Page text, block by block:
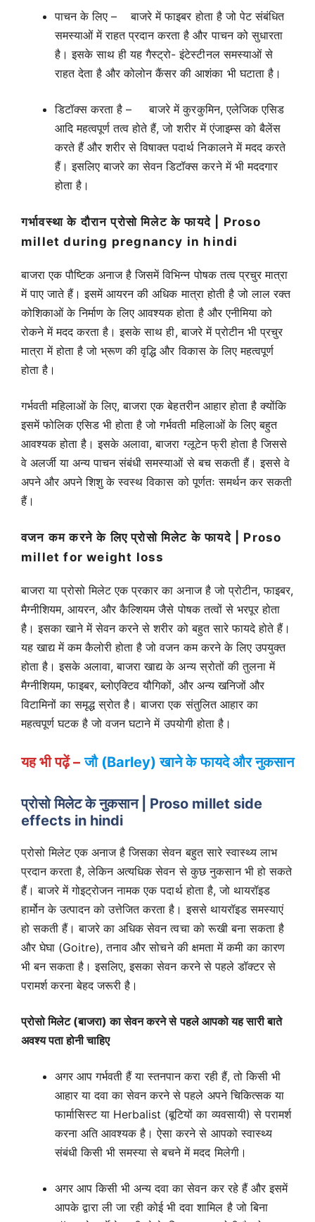
पाचन के लिए – बाजरे में फाइबर होता है जो पेट संबंधित
समस्याओं में राहत प्रदान करता है और पाचन को सुधारता
है। इसके साथ ही यह गैस्ट्रो- इंटेस्टीनल समस्याओं से
राहत देता है और कोलोन कैंसर की आशंका भी घटाता है।
डिटॉक्स करता है – बाजरे में कुरकुमिन, एलेजिक एसिड
आदि महत्वपूर्ण तत्व होते हैं, जो शरीर में एंजाइम्स को बैलेंस
करते हैं और शरीर से विषाक्त पदार्थ निकालने में मदद करते
हैं। इसलिए बाजरे का सेवन डिटॉक्स करने में भी मददगार
होता है।
गर्भावस्था के दौरान प्रोसो मिलेट के फायदे | Proso
millet during pregnancy in hindi
बाजरा एक पौष्टिक अनाज है जिसमें विभिन्न पोषक तत्व प्रचुर मात्रा
में पाए जाते हैं। इसमें आयरन की अधिक मात्रा होती है जो लाल रक्त
कोशिकाओं के निर्माण के लिए आवश्यक होता है और एनीमिया को
रोकने में मदद करता है। इसके साथ ही, बाजरे में प्रोटीन भी प्रचुर
मात्रा में होता है जो भ्रूण की वृद्धि और विकास के लिए महत्वपूर्ण
होता है।
गर्भवती महिलाओं के लिए, बाजरा एक बेहतरीन आहार होता है क्योंकि
इसमें फोलिक एसिड भी होता है जो गर्भवती महिलाओं के लिए बहुत
आवश्यक होता है। इसके अलावा, बाजरा ग्लूटेन फ्री होता है जिससे
वे अलर्जी या अन्य पाचन संबंधी समस्याओं से बच सकती हैं। इससे वे
अपने और अपने शिशु के स्वस्थ विकास को पूर्णतः समर्थन कर सकती
हैं।
वजन कम करने के लिए प्रोसो मिलेट के फायदे | Proso
millet for weight loss
बाजरा या प्रोसो मिलेट एक प्रकार का अनाज है जो प्रोटीन, फाइबर,
मैग्नीशियम, आयरन, और कैल्शियम जैसे पोषक तत्वों से भरपूर होता
है। इसका खाने में सेवन करने से शरीर को बहुत सारे फायदे होते हैं।
यह खाद्य में कम कैलोरी होता है जो वजन कम करने के लिए उपयुक्त
होता है। इसके अलावा, बाजरा खाद्य के अन्य स्रोतों की तुलना में
मैग्नीशियम, फाइबर, ब्लोएक्टिव यौगिकों, और अन्य खनिजों और
विटामिनों का समृद्ध स्रोत है। बाजरा एक संतुलित आहार का
महत्वपूर्ण घटक है जो वजन घटाने में उपयोगी होता है।
यह भी पढ़ें – जौ (Barley) खाने के फायदे और नुकसान
प्रोसो मिलेट के नुकसान | Proso millet side
effects in hindi
प्रोसो मिलेट एक अनाज है जिसका सेवन बहुत सारे स्वास्थ्य लाभ
प्रदान करता है, लेकिन अत्यधिक सेवन से कुछ नुकसान भी हो सकते
हैं। बाजरे में गोइट्रोजन नामक एक पदार्थ होता है, जो थायरॉइड
हार्मोन के उत्पादन को उत्तेजित करता है। इससे थायरॉइड समस्याएं
हो सकती हैं। बाजरे का अधिक सेवन त्वचा को रूखी बना सकता है
और घेघा (Goitre), तनाव और सोचने की क्षमता में कमी का कारण
भी बन सकता है। इसलिए, इसका सेवन करने से पहले डॉक्टर से
परामर्श करना बेहद जरूरी है।
प्रोसो मिलेट (बाजरा) का सेवन करने से पहले आपको यह सारी बाते
अवश्य पता होनी चाहिए
अगर आप गर्भवती हैं या स्तनपान करा रही हैं, तो किसी भी
आहार या दवा का सेवन करने से पहले अपने चिकित्सक या
फार्मासिस्ट या Herbalist (बूटियों का व्यवसायी) से परामर्श
करना अति आवश्यक है। ऐसा करने से आपको स्वास्थ्य
संबंधी किसी भी समस्या से बचने में मदद मिलेगी।
अगर आप किसी भी अन्य दवा का सेवन कर रहे हैं और इसमें
आपके द्वारा ली जा रही कोई भी दवा शामिल है जो बिना